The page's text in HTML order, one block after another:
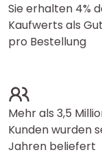
Sie erhalten 4%
Kaufwerts als
pro Bestellung
Mehr als 3,5
Kunden wurden
Jahren beliefert